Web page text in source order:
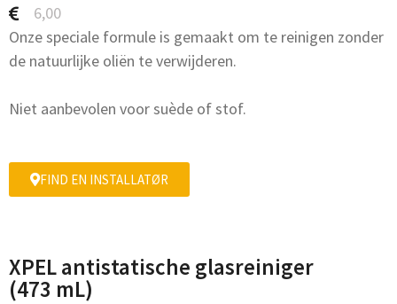
6,00
Onze speciale formule is gemaakt om te reinigen zonder
de natuurlijke oliën te verwijderen.
Niet aanbevolen voor suède of stof.
FIND EN INSTALLATØR
XPEL antistatische glasreiniger
(473 mL)